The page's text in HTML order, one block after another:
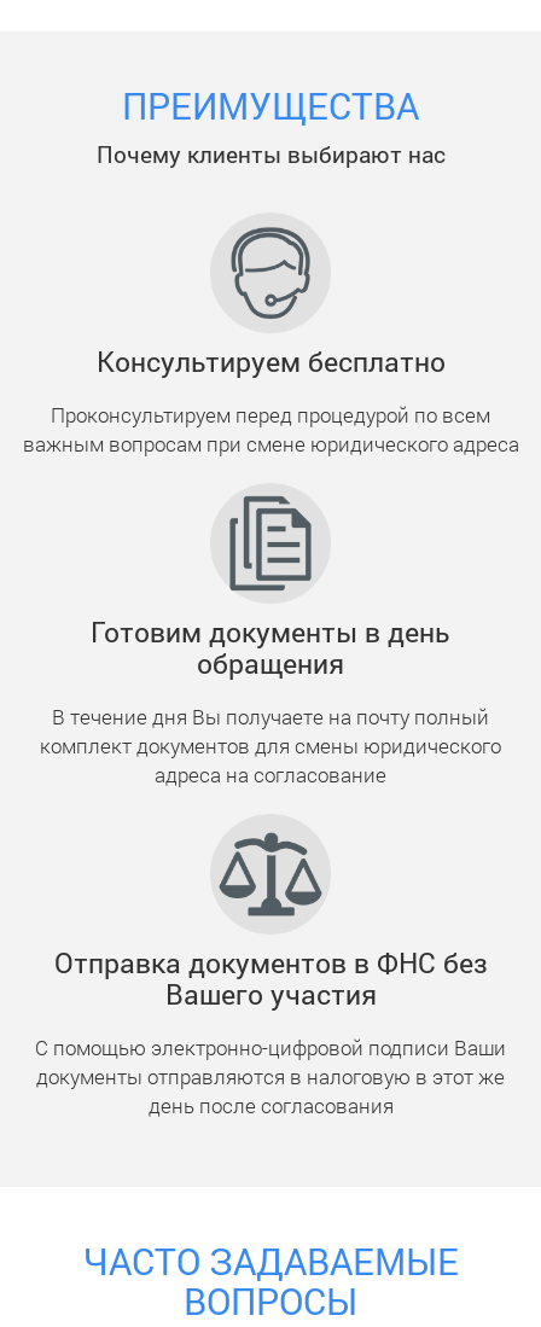
ПРЕИМУЩЕСТВА
Почему клиенты выбирают нас
Консультируем бесплатно
Проконсультируем перед процедурой по всем
важным вопросам при смене юридического адреса
Готовим документы в день
обращения
В течение дня Вы получаете на почту полный
комплект документов для смены юридического
адреса на согласование
Отправка документов в ФНС без
Вашего участия
С помощью электронно-цифровой подписи Ваши
документы отправляются в налоговую в этот же
день после согласования
ЧАСТО ЗАДАВАЕМЫЕ
ВОПРОСЫ